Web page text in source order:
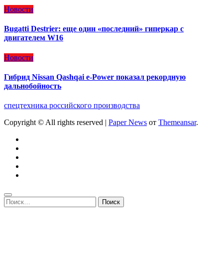
Новости
Bugatti Destrier: еще один «последний» гиперкар с
двигателем W16
Новости
Гибрид Nissan Qashqai e-Power показал рекордную
дальнобойность
спецтехника российского производства
Copyright © All rights reserved | Paper News от Themeansar.
Найти: